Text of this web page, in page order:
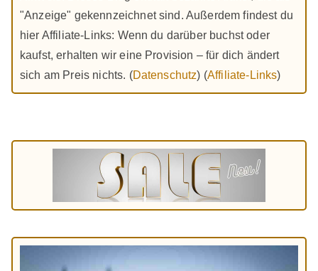
"Anzeige" gekennzeichnet sind. Außerdem findest du
hier Affiliate-Links: Wenn du darüber buchst oder
kaufst, erhalten wir eine Provision – für dich ändert
sich am Preis nichts. (Datenschutz) (Affiliate-Links)